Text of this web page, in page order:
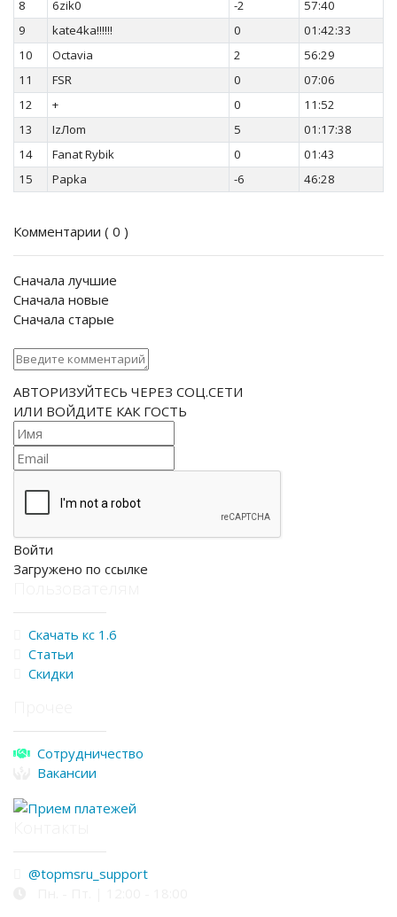
8
6zik0 -2
57:40
9
kate4ka!!!!!! 0
01:42:33
10
Octavia 2
56:29
11
FSR 0
07:06
12
+ 0
11:52
13
IzЛоm 5
01:17:38
14
Fanat Rybik 0
01:43
15
Papka -6 46:28
Комментарии ( 0 )
Сначала лучшие
Сначала новые
Сначала старые
АВТОРИЗУЙТЕСЬ ЧЕРЕЗ СОЦ.СЕТИ
ИЛИ ВОЙДИТЕ КАК ГОСТЬ
Войти
Загружено по ссылке
Скачать кс 1.6
Статьи
Скидки
Сотрудничество
Вакансии
@topmsru_support